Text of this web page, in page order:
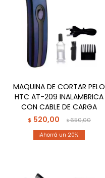
MAQUINA DE CORTAR PELO
HTC AT-209 INALAMBRICA
CON CABLE DE CARGA
$ 520,00 $650,00
20